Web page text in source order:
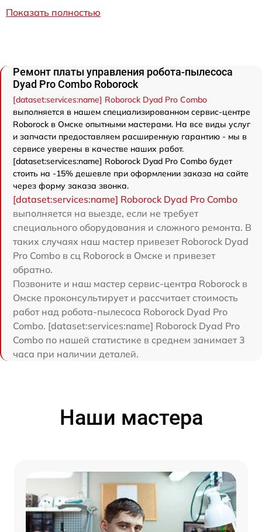
Показать полностью
Ремонт платы управления робота-пылесоса
Dyad Pro Combo Roborock
[dataset:services:name] Roborock Dyad Pro Combo
выполняется в нашем специализированном сервис-центре
Roborock в Омске опытными мастерами. На все виды услуг
и запчасти предоставляем расширенную гарантию - мы в
сервисе уверены в качестве наших работ.
[dataset:services:name] Roborock Dyad Pro Combo будет
стоить на -15% дешевле при оформлении заказа на сайте
через форму заказа звонка.
[dataset:services:name] Roborock Dyad Pro Combo
выполняется на выезде, если не требует
специального оборудования и сложного ремонта. В
таких случаях наш мастер привезет Roborock Dyad
Pro Combo в сц Roborock в Омске и привезет
обратно.
Позвоните и наш мастер сервис-центра Roborock в
Омске проконсультирует и рассчитает стоимость
работ над робота-пылесоса Roborock Dyad Pro
Combo. [dataset:services:name] Roborock Dyad Pro
Combo по нашей статистике в среднем занимает 3
часа при наличии деталей.
Наши мастера